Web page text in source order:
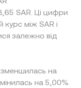
SAR. Ці цифри
між SAR і
залежно від
зменшилась на
на 5,00%.